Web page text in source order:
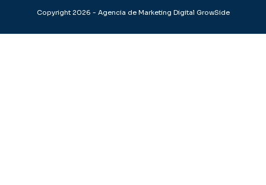
Copyright 2026 - Agencia de Marketing Digital GrowSide